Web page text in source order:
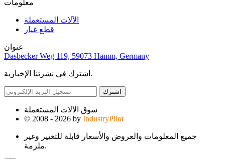
معلومات
الآلات المستعملة
قطع غيار
عنوان
Dasbecker Weg 119, 59073 Hamm, Germany
اشترك في نشرتنا الإخبارية.
اشترك
سوق الآلات المستعملة
© 2008 - 2026 by IndustryPilot
جميع المعلومات والعروض والأسعار قابلة للتغيير وغير
ملزمة.